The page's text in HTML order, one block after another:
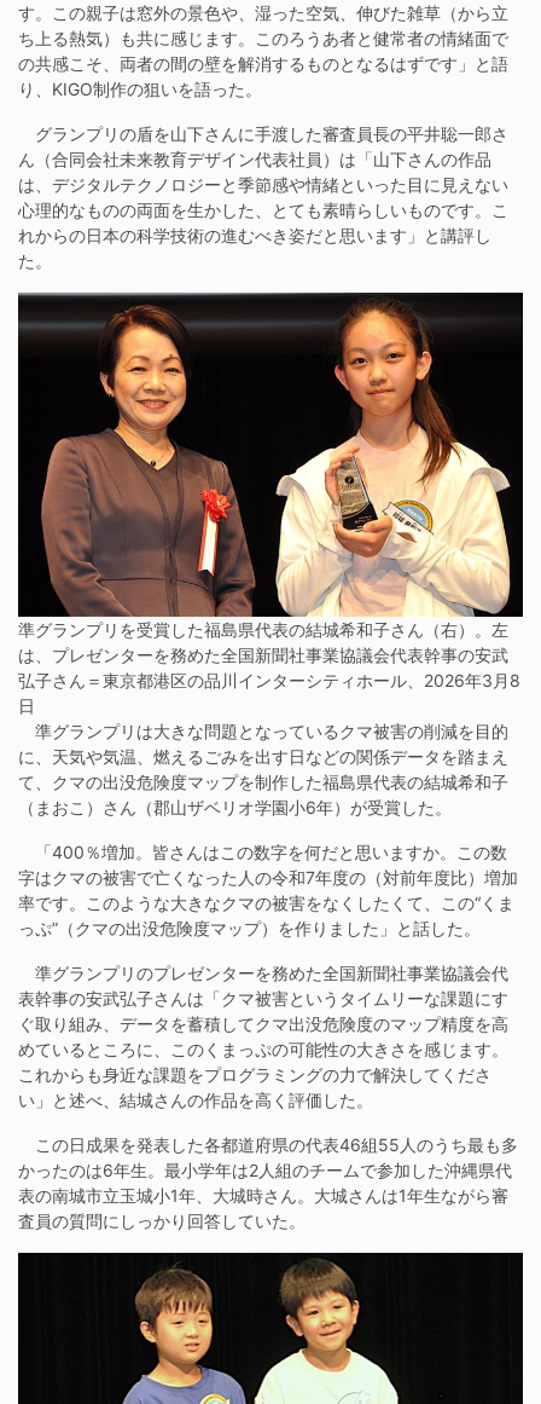
す。この親子は窓外の景色や、湿った空気、伸びた雑草（から立
ち上る熱気）も共に感じます。このろうあ者と健常者の情緒面で
の共感こそ、両者の間の壁を解消するものとなるはずです」と語
り、KIGO制作の狙いを語った。
グランプリの盾を山下さんに手渡した審査員長の平井聡一郎さ
ん（合同会社未来教育デザイン代表社員）は「山下さんの作品
は、デジタルテクノロジーと季節感や情緒といった目に見えない
心理的なものの両面を生かした、とても素晴らしいものです。こ
れからの日本の科学技術の進むべき姿だと思います」と講評し
た。
準グランプリを受賞した福島県代表の結城希和子さん（右）。左
は、プレゼンターを務めた全国新聞社事業協議会代表幹事の安武
弘子さん＝東京都港区の品川インターシティホール、2026年3月8
日
準グランプリは大きな問題となっているクマ被害の削減を目的
に、天気や気温、燃えるごみを出す日などの関係データを踏まえ
て、クマの出没危険度マップを制作した福島県代表の結城希和子
（まおこ）さん（郡山ザベリオ学園小6年）が受賞した。
「400％増加。皆さんはこの数字を何だと思いますか。この数
字はクマの被害で亡くなった人の令和7年度の（対前年度比）増加
率です。このような大きなクマの被害をなくしたくて、この“くま
っぷ”（クマの出没危険度マップ）を作りました」と話した。
準グランプリのプレゼンターを務めた全国新聞社事業協議会代
表幹事の安武弘子さんは「クマ被害というタイムリーな課題にす
ぐ取り組み、データを蓄積してクマ出没危険度のマップ精度を高
めているところに、このくまっぷの可能性の大きさを感じます。
これからも身近な課題をプログラミングの力で解決してくださ
い」と述べ、結城さんの作品を高く評価した。
この日成果を発表した各都道府県の代表46組55人のうち最も多
かったのは6年生。最小学年は2人組のチームで参加した沖縄県代
表の南城市立玉城小1年、大城時さん。大城さんは1年生ながら審
査員の質問にしっかり回答していた。